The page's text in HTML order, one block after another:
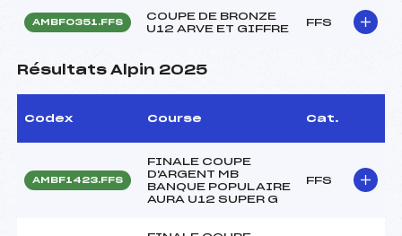
AMBF0351.FFS
COUPE DE BRONZE
U12 ARVE ET GIFFRE
FFS
Résultats Alpin 2025
Codex Course Cat.
AMBF1423.FFS
FINALE COUPE
D'ARGENT MB
BANQUE POPULAIRE
AURA U12 SUPER G
FFS